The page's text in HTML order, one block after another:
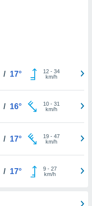
/ 17° 12- 34
km/h
/ 16° 10- 31
km/h
/ 17° 19- 47
km/h
/ 17° 9- 27
km/h